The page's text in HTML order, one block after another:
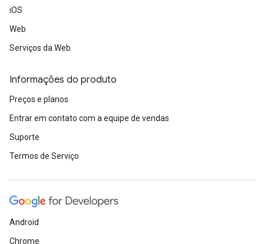
iOS
Web
Serviços da Web
Informações do produto
Preços e planos
Entrar em contato com a equipe de vendas
Suporte
Termos de Serviço
Android
Chrome